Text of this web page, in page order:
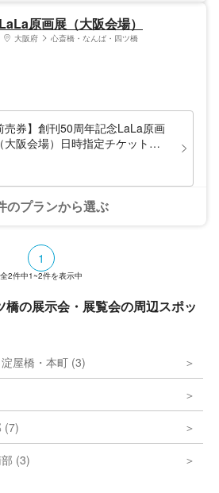
原画展（大阪会場）
大阪府 心斎橋・なんば・四ツ橋
売券】創刊50周年記念LaLa原画
大阪会場）日時指定チケット
のプランから選ぶ
1
全2件中1~2件を表示中
の展示会・展覧会の周辺スポッ
屋橋・本町 (3)
(7)
(3)